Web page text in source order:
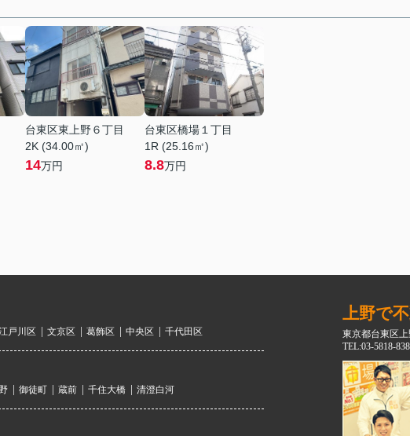
台東区東上野６丁目
2K (34.00㎡)
14万円
台東区橋場１丁目
1R (25.16㎡)
8.8万円
戸川区 文京区 葛飾区 中央区 千代田区
御徒町 蔵前 千住大橋 清澄白河
上野で
東京都台東区
TEL:03-5818-